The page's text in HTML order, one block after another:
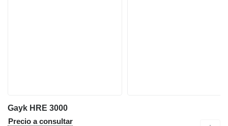
Gayk HRE 3000
Precio a consultar